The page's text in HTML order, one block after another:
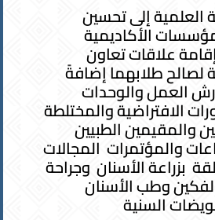
العلمية إلى تحسين
الأكاديمية
علاقات تعاون
لصالح طلابهما إضافةً
العمل والوحدات
الافتراضية والمختلطة
والمقيمين الطبيين
والمؤتمرات المجالات
بزراعة الأسنان وجراحة
وطب الأسنان
السنية